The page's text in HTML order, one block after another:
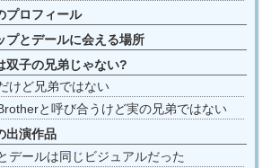
プロフィール
プとデールに会える場所
双子の兄弟じゃない?
けど兄弟ではない
と呼び合うけど実の兄弟ではない
出演作品
デールは同じビジュアルだった